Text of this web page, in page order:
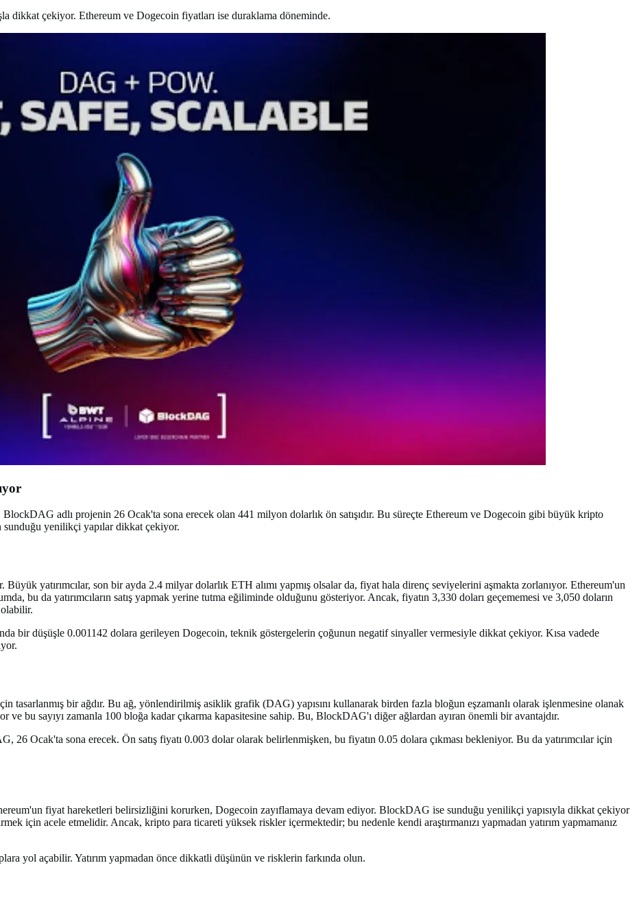
dikkat çekiyor. Ethereum ve Dogecoin fiyatları ise duraklama döneminde.
adlı projenin 26 Ocak'ta sona erecek olan 441 milyon dolarlık ön satışıdır. Bu süreçte Ethereum ve Dogecoin gibi büyük kripto
yenilikçi yapılar dikkat çekiyor.
yatırımcılar, son bir ayda 2.4 milyar dolarlık ETH alımı yapmış olsalar da, fiyat hala direnç seviyelerini aşmakta zorlanıyor. Ethereum'un
bu da yatırımcıların satış yapmak yerine tutma eğiliminde olduğunu gösteriyor. Ancak, fiyatın 3,330 doları geçememesi ve 3,050 doların
bir düşüşle 0.001142 dolara gerileyen Dogecoin, teknik göstergelerin çoğunun negatif sinyaller vermesiyle dikkat çekiyor. Kısa vadede
tasarlanmış bir ağdır. Bu ağ, yönlendirilmiş asiklik grafik (DAG) yapısını kullanarak birden fazla bloğun eşzamanlı olarak işlenmesine olanak
bu sayıyı zamanla 100 bloğa kadar çıkarma kapasitesine sahip. Bu, BlockDAG'ı diğer ağlardan ayıran önemli bir avantajdır.
26 Ocak'ta sona erecek. Ön satış fiyatı 0.003 dolar olarak belirlenmişken, bu fiyatın 0.05 dolara çıkması bekleniyor. Bu da yatırımcılar için
fiyat hareketleri belirsizliğini korurken, Dogecoin zayıflamaya devam ediyor. BlockDAG ise sunduğu yenilikçi yapısıyla dikkat çekiyor
için acele etmelidir. Ancak, kripto para ticareti yüksek riskler içermektedir; bu nedenle kendi araştırmanızı yapmadan yatırım yapmamanız
yol açabilir. Yatırım yapmadan önce dikkatli düşünün ve risklerin farkında olun.